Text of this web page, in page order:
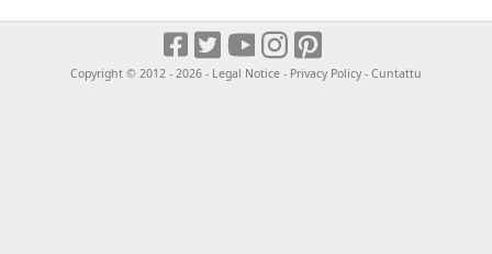
Copyright © 2012 - 2026 - Legal Notice - Privacy Policy- Cuntattu